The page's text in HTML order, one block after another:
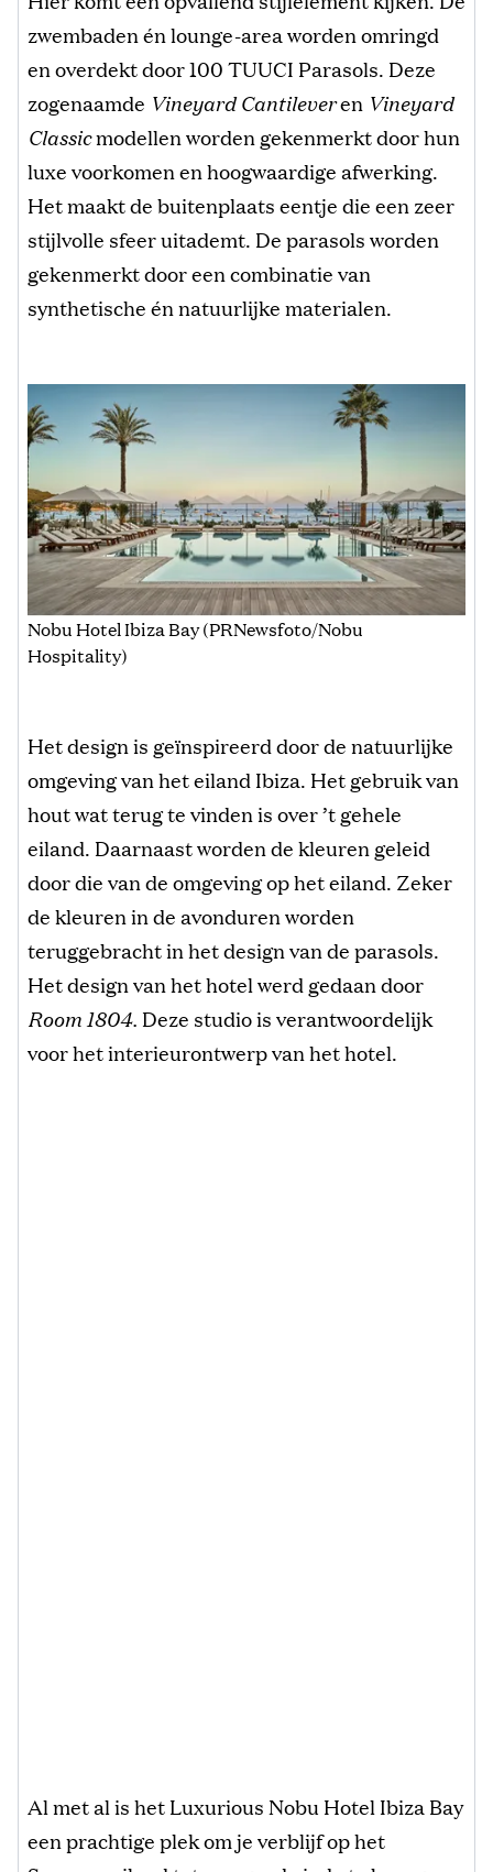
zwembaden én lounge-area worden omringd
en overdekt door 100 TUUCI Parasols. Deze
zogenaamde Vineyard Cantileveren Vineyard
Classicmodellen worden gekenmerkt door hun
luxe voorkomen en hoogwaardige afwerking.
Het maakt de buitenplaats eentje die een zeer
stijlvolle sfeer uitademt. De parasols worden
gekenmerkt door een combinatie van
synthetische én natuurlijke materialen.
Nobu Hotel Ibiza Bay (PRNewsfoto/Nobu
Hospitality)
Het design is geïnspireerd door de natuurlijke
omgeving van het eiland Ibiza. Het gebruik van
hout wat terug te vinden is over ’t gehele
eiland. Daarnaast worden de kleuren geleid
door die van de omgeving op het eiland. Zeker
de kleuren in de avonduren worden
teruggebracht in het design van de parasols.
Het design van het hotel werd gedaan door
Room 1804. Deze studio is verantwoordelijk
voor het interieurontwerp van het hotel.
Al met al is het Luxurious Nobu Hotel Ibiza Bay
een prachtige plek om je verblijf op het